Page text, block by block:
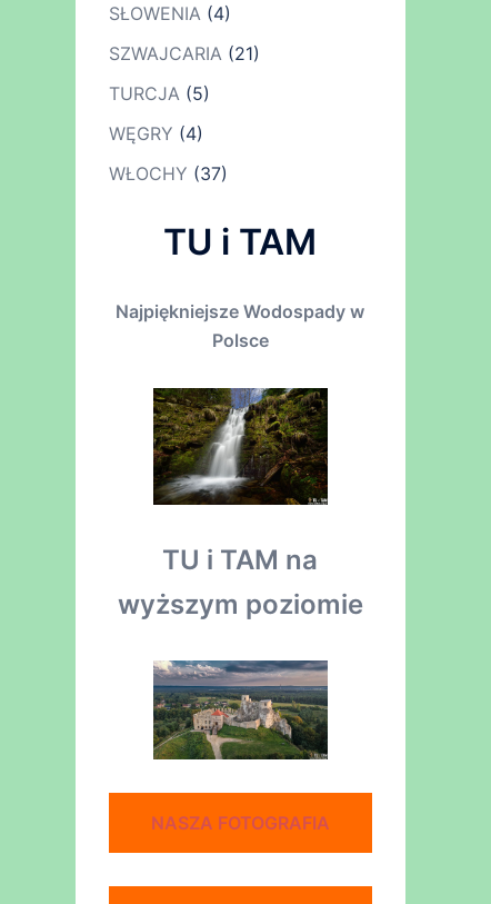
SŁOWENIA(4)
SZWAJCARIA(21)
TURCJA(5)
WĘGRY (4)
WŁOCHY (37)
TU i TAM
Najpiękniejsze Wodospady w
Polsce
TU i TAM na
wyższym poziomie
NASZA FOTOGRAFIA